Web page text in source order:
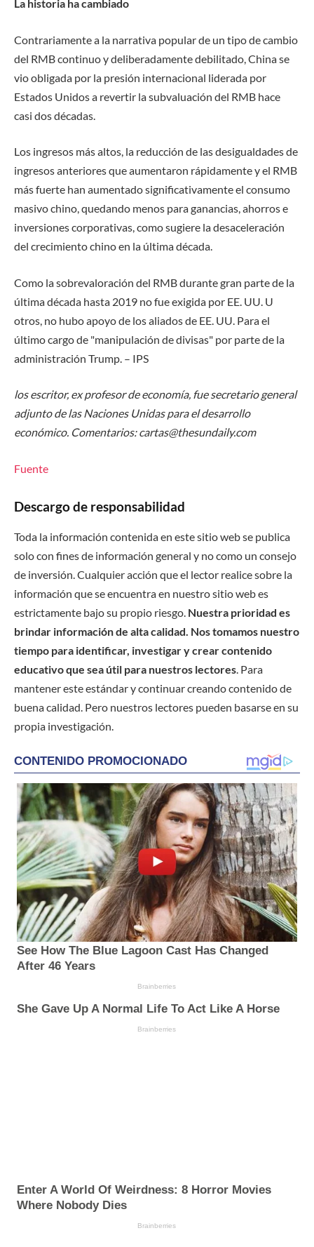
La historia ha cambiado
Contrariamente a la narrativa popular de un tipo de cambio
del RMB continuo y deliberadamente debilitado, China se
vio obligada por la presión internacional liderada por
Estados Unidos a revertir la subvaluación del RMB hace
casi dos décadas.
Los ingresos más altos, la reducción de las desigualdades de
ingresos anteriores que aumentaron rápidamente y el RMB
más fuerte han aumentado significativamente el consumo
masivo chino, quedando menos para ganancias, ahorros e
inversiones corporativas, como sugiere la desaceleración
del crecimiento chino en la última década.
Como la sobrevaloración del RMB durante gran parte de la
última década hasta 2019 no fue exigida por EE. UU. U
otros, no hubo apoyo de los aliados de EE. UU. Para el
último cargo de "manipulación de divisas" por parte de la
administración Trump. – IPS
losescritor, ex profesor de economía, fue secretario general
adjunto de las Naciones Unidas para el desarrollo
económico. Comentarios: cartas@thesundaily.com
Fuente
Descargo de responsabilidad
Toda la información contenida en este sitio web se publica
solo con fines de información general y no como un consejo
de inversión. Cualquier acción que el lector realice sobre la
información que se encuentra en nuestro sitio web es
estrictamente bajo su propio riesgo. Nuestra prioridad es
brindar información de alta calidad. Nos tomamos nuestro
tiempo para identificar, investigar y crear contenido
educativo que sea útil para nuestros lectores . Para
mantener este estándar y continuar creando contenido de
buena calidad. Pero nuestros lectores pueden basarse en su
propia investigación.